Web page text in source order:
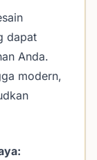
dapat
Anda.
modern,